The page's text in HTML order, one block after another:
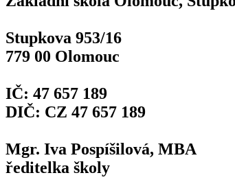
Stupkova 953/16
779 00 Olomouc
IČ: 47 657 189
DIČ: CZ 47 657 189
Mgr. Iva Pospíšilová, MBA
ředitelka školy